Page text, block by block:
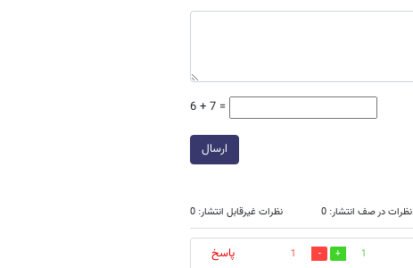
6 + 7 =
ارسال
نظرات در صف انتشار: 0 نظرات غیرقابل انتشار: 0
1
1
پاسخ